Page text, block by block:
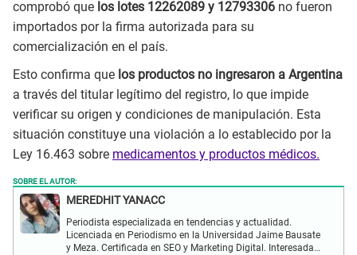
comprobó que los lotes 12262089 y 12793306 no fueron
importados por la firma autorizada para su
comercialización en el país.
Esto confirma que los productos no ingresaron a Argentina
a través del titular legítimo del registro, lo que impide
verificar su origen y condiciones de manipulación. Esta
situación constituye una violación a lo establecido por la
Ley 16.463 sobre medicamentos y productos médicos.
SOBRE EL AUTOR:
MEREDHIT YANACC
Periodista especializada en tendencias y actualidad.
Licenciada en Periodismo en la Universidad Jaime Bausate
y Meza. Certificada en SEO y Marketing Digital. Interesada